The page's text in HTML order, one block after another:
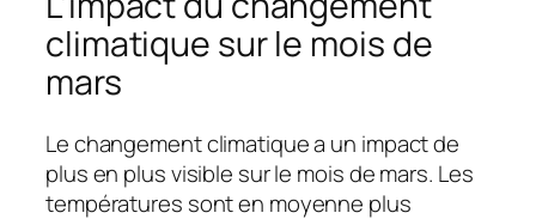
climatique sur le mois de
mars
Le changement climatique a un impact de
plus en plus visible sur le mois de mars. Les
températures sont en moyenne plus